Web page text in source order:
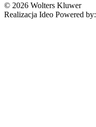
© 2026 Wolters Kluwer
Realizacja Ideo Powered by: